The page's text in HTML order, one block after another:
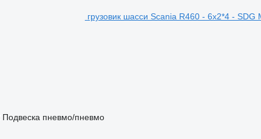
грузовик шасси Scania R460 - 6x2*4 - SDG
Подвеска пневмо/пневмо